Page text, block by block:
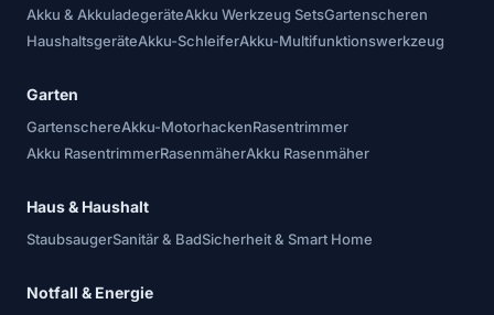
Akku & AkkuladegeräteAkku Werkzeug SetsGartenscheren
HaushaltsgeräteAkku-SchleiferAkku-Multifunktionswerkzeug
Garten
GartenschereAkku-MotorhackenRasentrimmer
Akku RasentrimmerRasenmäherAkku Rasenmäher
Haus & Haushalt
StaubsaugerSanitär & BadSicherheit & Smart Home
Notfall & Energie